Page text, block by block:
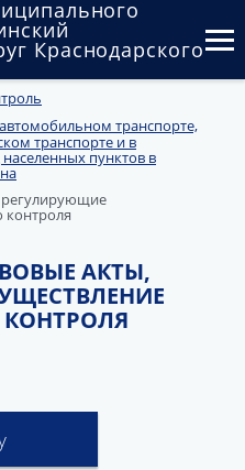
Краснодарского
транспорте,
транспорте и в
пунктов в
контроля
АКТЫ,